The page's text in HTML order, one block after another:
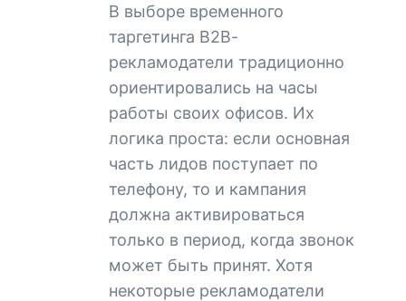
В выборе временного
таргетинга В2В-
рекламодатели традиционно
ориентировались на часы
работы своих офисов. Их
логика проста: если основная
часть лидов поступает по
телефону, то и кампания
должна активироваться
только в период, когда звонок
может быть принят. Хотя
некоторые рекламодатели